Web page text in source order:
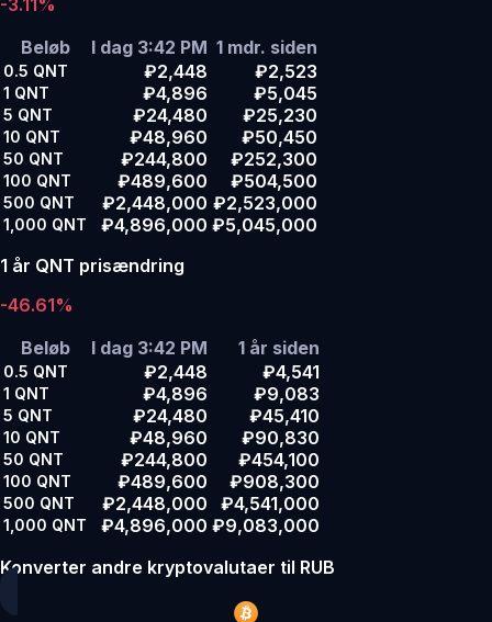
Beløb
I dag 3:42 PM 1 mdr. siden
0.5 QNT ₽2,448 ₽2,523
1 QNT ₽4,896 ₽5,045
5 QNT ₽24,480 ₽25,230
10 QNT ₽48,960 ₽50,450
50 QNT ₽244,800 ₽252,300
100 QNT ₽489,600 ₽504,500
500 QNT ₽2,448,000 ₽2,523,000
1,000 QNT ₽4,896,000 ₽5,045,000
1 år QNT prisændring
-46.61%
Beløb
I dag 3:42 PM 1 år siden
0.5 QNT ₽2,448 ₽4,541
1 QNT ₽4,896 ₽9,083
5 QNT ₽24,480 ₽45,410
10 QNT ₽48,960 ₽90,830
50 QNT ₽244,800 ₽454,100
100 QNT ₽489,600 ₽908,300
500 QNT ₽2,448,000 ₽4,541,000
1,000 QNT ₽4,896,000 ₽9,083,000
Konverter andre kryptovalutaer til RUB